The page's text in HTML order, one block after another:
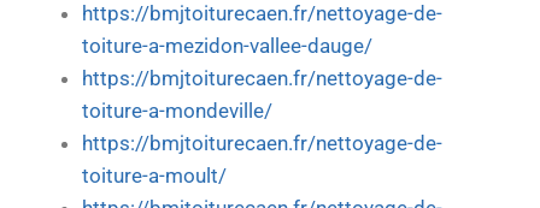
https://bmjtoiturecaen.fr/nettoyage-de-
toiture-a-mezidon-vallee-dauge/
https://bmjtoiturecaen.fr/nettoyage-de-
toiture-a-mondeville/
https://bmjtoiturecaen.fr/nettoyage-de-
toiture-a-moult/